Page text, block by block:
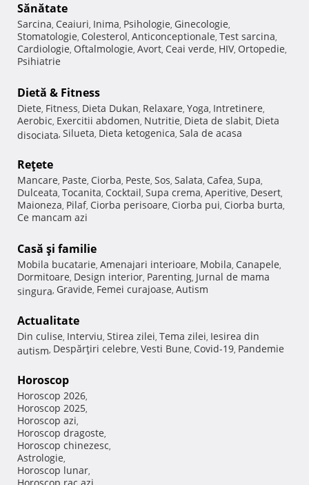
Sănătate
Sarcina, Ceaiuri, Inima, Psihologie, Ginecologie,
Stomatologie, Colesterol, Anticonceptionale, Test sarcina,
Cardiologie, Oftalmologie, Avort, Ceai verde, HIV, Ortopedie,
Psihiatrie
Dietă & Fitness
Diete, Fitness, Dieta Dukan, Relaxare, Yoga, Intretinere,
Aerobic, Exercitii abdomen, Nutritie, Dieta de slabit, Dieta
disociata, Silueta, Dieta ketogenica, Sala de acasa
Reţete
Mancare, Paste, Ciorba, Peste, Sos, Salata, Cafea, Supa,
Dulceata, Tocanita, Cocktail, Supa crema, Aperitive, Desert,
Maioneza, Pilaf, Ciorba perisoare, Ciorba pui, Ciorba burta,
Ce mancam azi
Casă şi familie
Mobila bucatarie, Amenajari interioare, Mobila, Canapele,
Dormitoare, Design interior, Parenting, Jurnal de mama
singura, Gravide, Femei curajoase, Autism
Actualitate
Din culise, Interviu, Stirea zilei, Tema zilei, Iesirea din
autism, Despărţiri celebre, Vesti Bune, Covid-19, Pandemie
Horoscop
Horoscop 2026,
Horoscop 2025,
Horoscop azi,
Horoscop dragoste,
Horoscop chinezesc,
Astrologie,
Horoscop lunar,